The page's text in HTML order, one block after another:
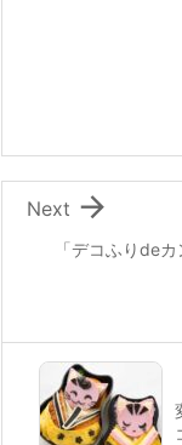
k
「デコふりde

Next